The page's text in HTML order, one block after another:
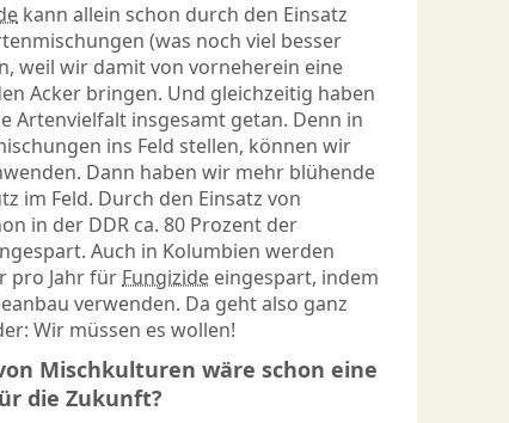
kann allein schon durch den Einsatz
(was noch viel besser
weil wir damit von vorneherein eine
Acker bringen. Und gleichzeitig haben
Artenvielfalt insgesamt getan. Denn in
ins Feld stellen, können wir
Dann haben wir mehr blühende
im Feld. Durch den Einsatz von
in der DDR ca. 80 Prozent der
Auch in Kolumbien werden
pro Jahr für Fungizide eingespart, indem
verwenden. Da geht also ganz
Wir müssen es wollen!
Mischkulturen wäre schon eine
die Zukunft?